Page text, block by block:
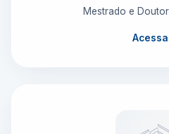
Mestrado e